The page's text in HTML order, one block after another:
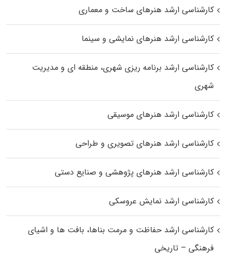
کارشناسی ارشد هنرهای ساخت و معماری
کارشناسی ارشد هنرهای نمایشی و سینما
کارشناسی ارشد برنامه ریزی شهری، منطقه‌ ای و مدیریت
شهری
کارشناسی ارشد هنرهای موسیقی
کارشناسی ارشد هنرهای تصویری و طراحی
کارشناسی ارشد هنرهای پژوهشی و صنایع دستی
کارشناسی ارشد نمایش عروسکی
کارشناسی ارشد حفاظت و مرمت بناها، بافت‌ ها و اشیای
فرهنگی – تاریخی